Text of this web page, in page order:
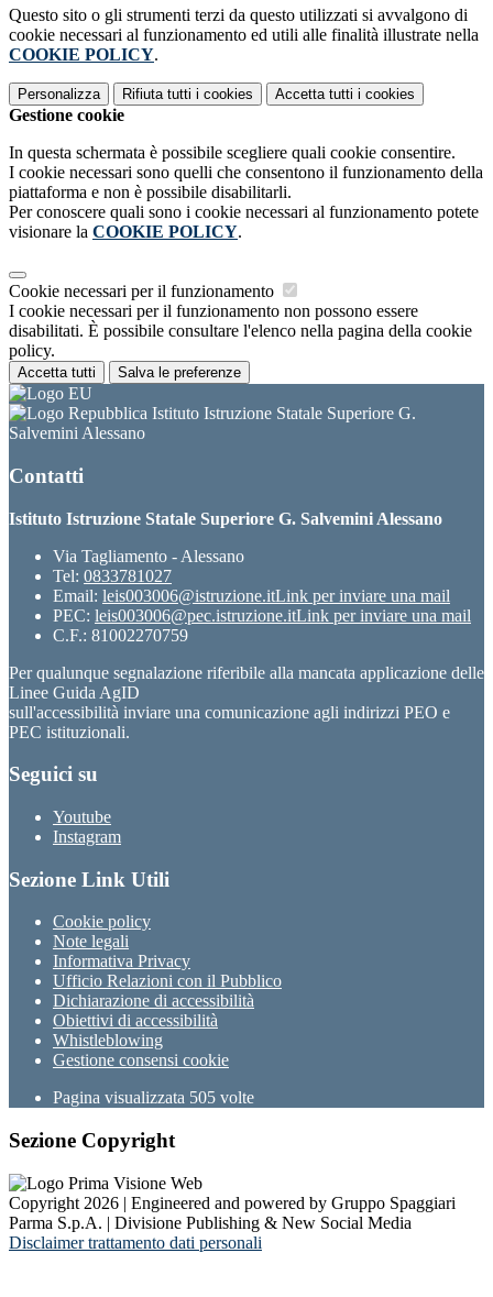
Questo sito o gli strumenti terzi da questo utilizzati si avvalgono di
cookie necessari al funzionamento ed utili alle finalità illustrate nella
COOKIE POLICY.
Personalizza Rifiuta tutti i cookies Accetta tutti i cookies
Gestione cookie
In questa schermata è possibile scegliere quali cookie consentire.
I cookie necessari sono quelli che consentono il funzionamento della
piattaforma e non è possibile disabilitarli.
Per conoscere quali sono i cookie necessari al funzionamento potete
visionare la COOKIE POLICY.
Cookie necessari per il funzionamento
I cookie necessari per il funzionamento non possono essere
disabilitati. È possibile consultare l'elenco nella pagina della cookie
policy.
Accetta tutti Salva le preferenze
Istituto Istruzione Statale Superiore G.
Salvemini Alessano
Contatti
Istituto Istruzione Statale Superiore G. Salvemini Alessano
Via Tagliamento - Alessano
Tel: 0833781027
Email: leis003006@istruzione.itLink per inviare una mail
PEC: leis003006@pec.istruzione.itLink per inviare una mail
C.F.: 81002270759
Per qualunque segnalazione riferibile alla mancata applicazione delle
Linee Guida AgID
sull'accessibilità inviare una comunicazione agli indirizzi PEO e
PEC istituzionali.
Seguici su
Youtube
Instagram
Sezione Link Utili
Cookie policy
Note legali
Informativa Privacy
Ufficio Relazioni con il Pubblico
Dichiarazione di accessibilità
Obiettivi di accessibilità
Whistleblowing
Gestione consensi cookie
Pagina visualizzata 505 volte
Sezione Copyright
Copyright 2026 | Engineered and powered by Gruppo Spaggiari
Parma S.p.A. | Divisione Publishing & New Social Media
Disclaimer trattamento dati personali